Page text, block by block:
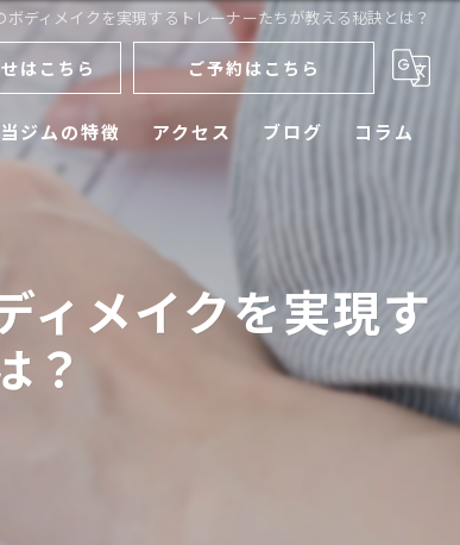
ディメイクを実現するトレーナーたちが教える秘訣とは？
はこちら ご予約はこちら
当ジムの特徴
運動不足
初心者
アクセス ブログ コラム
ィメイクを実現す
？